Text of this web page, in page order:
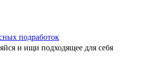
подработок
и ищи подходящее для себя